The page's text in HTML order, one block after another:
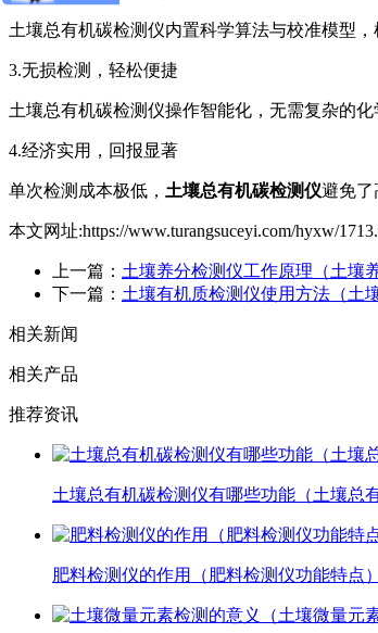
土壤总有机碳检测仪内置科学算法与校准模型
3.无损检测，轻松便捷
土壤总有机碳检测仪操作智能化，无需复杂的
4.经济实用，回报显著
单次检测成本极低， 土壤总有机碳检测仪避免了
本文网址:https://www.turangsuceyi.com/hyxw/
上一篇： 土壤养分检测仪工作原理（土壤
下一篇： 土壤有机质检测仪使用方法（土
相关新闻
相关产品
推荐资讯
土壤总有机碳检测仪有哪些功能（土壤总
肥料检测仪的作用（肥料检测仪功能特点）